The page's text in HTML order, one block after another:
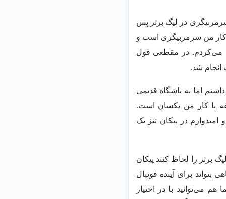
در لیگ برتر پس
کار من سرمربیگری است و
می‌کردم. در مقطعی قول
انجام شد.
اما به باشگاه قدیمی
با کار من یکسان است.
امیدوارم در پیکان نیز یک
برتر را لحاظ کنند پیکان
برای آینده فوتبال
می‌توانید با در اختیار